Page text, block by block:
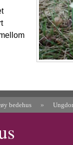
bedehus »